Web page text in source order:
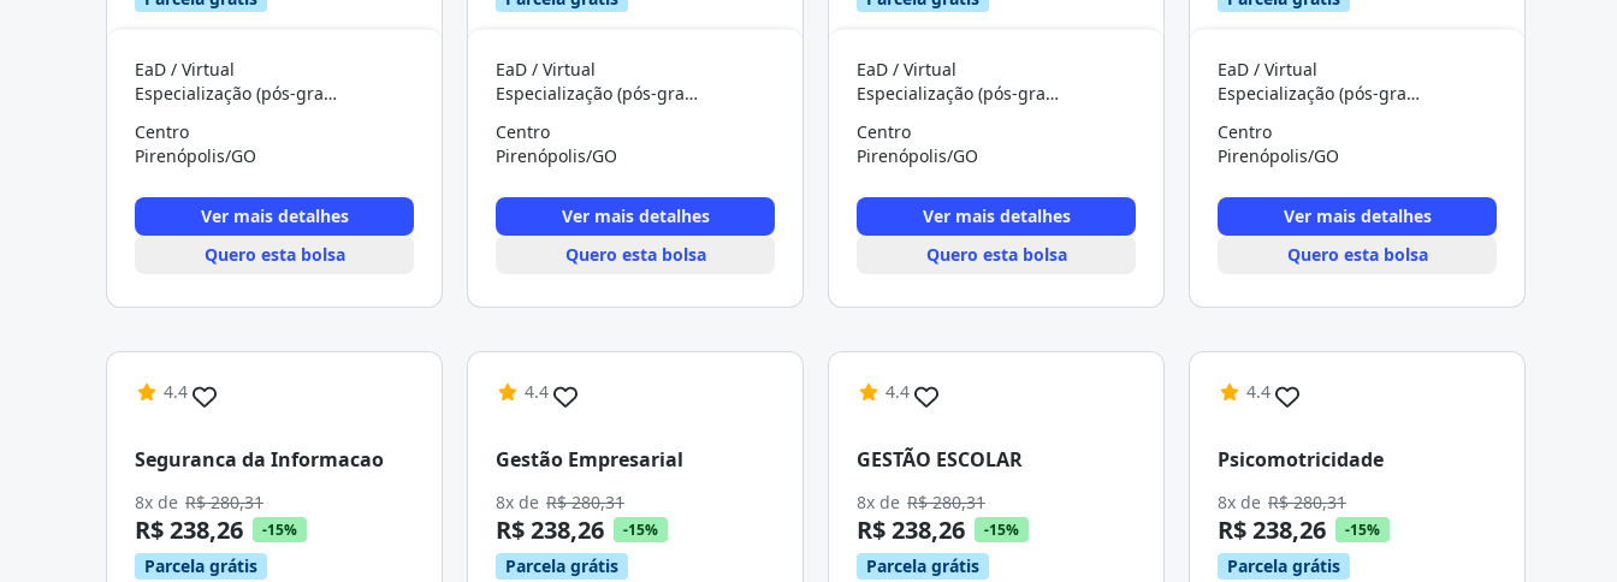
EaD / Virtual
Especialização (pós-graduação)
Centro
Pirenópolis/GO
Ver mais detalhes
Quero esta bolsa
EaD / Virtual
Especialização (pós-graduação)
Centro
Pirenópolis/GO
Ver mais detalhes
Quero esta bolsa
EaD / Virtual
Especialização (pós-graduação)
Centro
Pirenópolis/GO
Ver mais detalhes
Quero esta bolsa
EaD / Virtual
Especialização (pós-graduação)
Centro
Pirenópolis/GO
Ver mais detalhes
Quero esta bolsa
4.4
Seguranca da Informacao
8x de R$ 280,31
R$ 238,26 -15%
Parcela grátis
4.4
Gestão Empresarial
8x de R$ 280,31
R$ 238,26 -15%
Parcela grátis
4.4
GESTÃO ESCOLAR
8x de R$ 280,31
R$ 238,26 -15%
Parcela grátis
4.4
Psicomotricidade
8x de R$ 280,31
R$ 238,26 -15%
Parcela grátis